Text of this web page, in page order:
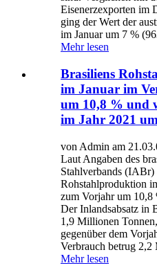
Eisenerzexporten im
ging der Wert der
im Januar um 7 %
Mehr lesen
Brasiliens
im Januar im
um 10,8 % und
im Jahr 2021
von Admin am
Laut Angaben des
Stahlverbands (IABr)
Rohstahlproduktion
zum Vorjahr um
Der Inlandsabsatz in
1,9 Millionen
gegenüber dem
Verbrauch betrug
Mehr lesen